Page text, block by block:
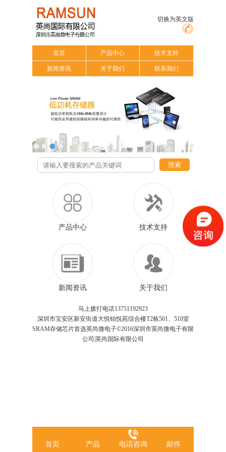
切换为英文版
首页 产品中心 技术支持
新闻资讯 关于我们 联系我们
搜索
产品中心 技术支持
新闻资讯 关于我们
马上拨打电话13751192923
深圳市宝安区新安街道大悦铂悦苑综合楼T2栋501、510室
SRAM存储芯片首选英尚微电子©2016深圳市英尚微电子有限
公司|英尚国际有限公司
首页 产品 电话咨询 邮件